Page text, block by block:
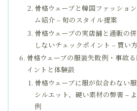
骨格ウェーブと韓国ファッショ
ム紹介 – 旬のスタイル提案
骨格ウェーブの実店舗と通販の
しないチェックポイント – 買い
骨格ウェーブの服装失敗例・事故
イントと体験談
骨格ウェーブに服が似合わない
シルエット、硬い素材の弊害 –
例